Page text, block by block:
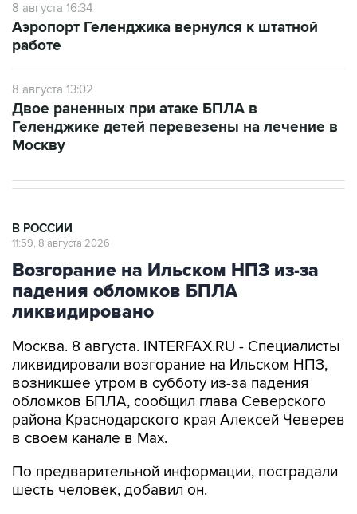
8 августа 16:34
Аэропорт Геленджика вернулся к штатной
работе
8 августа 13:02
Двое раненных при атаке БПЛА в
Геленджике детей перевезены на лечение в
Москву
В РОССИИ
11:59, 8 августа 2026
Возгорание на Ильском НПЗ из-за
падения обломков БПЛА
ликвидировано
Москва. 8 августа. INTERFAX.RU - Специалисты
ликвидировали возгорание на Ильском НПЗ,
возникшее утром в субботу из-за падения
обломков БПЛА, сообщил глава Северского
района Краснодарского края Алексей Чеверев
в своем канале в Max.
По предварительной информации, пострадали
шесть человек, добавил он.